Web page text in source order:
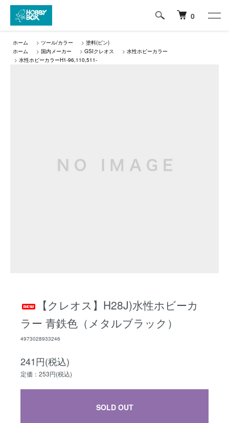
0
ホーム > ツール/カラー > 塗料(ビン)
ホーム
> 国内メーカー > GSIクレオス > 水性ホビーカラー
> 水性ホビーカラーH1-96,110,511-
【クレオス】H28J)水性ホビーカ
ラー 青鉄色（メタルブラック）
4973028933246
241円(税込)
定価：253円(税込)
SOLD OUT